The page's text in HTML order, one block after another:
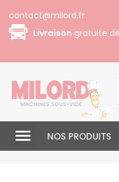
contact@milord.fr
Livraison gratuite
NOS PRODUITS